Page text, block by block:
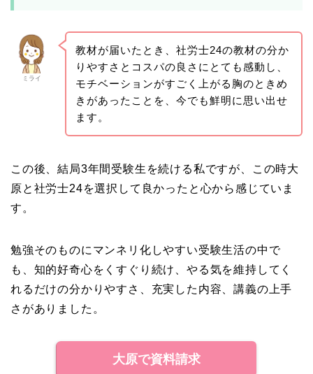
ミライ
教材が届いたとき、社労士24の教材の分か
りやすさとコスパの良さにとても感動し、
モチベーションがすごく上がる胸のときめ
きがあったことを、今でも鮮明に思い出せ
ます。
この後、結局3年間受験生を続ける私ですが、この時大
原と社労士24を選択して良かったと心から感じていま
す。
勉強そのものにマンネリ化しやすい受験生活の中で
も、知的好奇心をくすぐり続け、やる気を維持してく
れるだけの分かりやすさ、充実した内容、講義の上手
さがありました。
大原で資料請求